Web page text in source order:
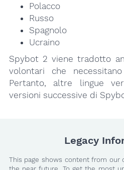
Polacco
Russo
Spagnolo
Ucraino
Spybot 2 viene tradotto
volontari che
Pertanto, altre lingue
versioni successive di
Legacy
This page shows content from our